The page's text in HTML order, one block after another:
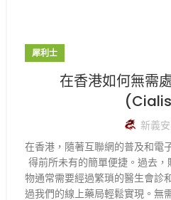
犀利士
在香港如何無需
新義
在香港，隨著互聯網的普及和電
得前所未有的簡單便捷。過去，
物通常需要經過繁瑣的醫生會診
過我們的線上藥局輕鬆實現。無